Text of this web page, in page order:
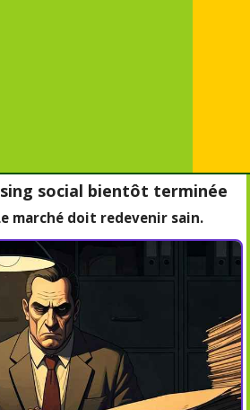
social bientôt terminée
marché doit redevenir sain.